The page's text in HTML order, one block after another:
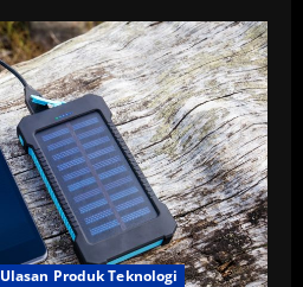
Ulasan Produk Teknologi